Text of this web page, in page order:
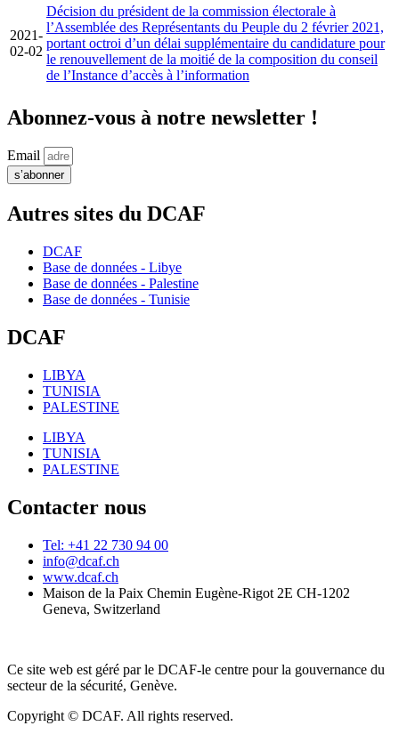
2021-
02-02
Décision du président de la commission électorale à
l’Assemblée des Représentants du Peuple du 2 février 2021,
portant octroi d’un délai supplémentaire du candidature pour
le renouvellement de la moitié de la composition du conseil
de l’Instance d’accès à l’information
Abonnez-vous à notre newsletter !
Email
s’abonner
Autres sites du DCAF
DCAF
Base de données - Libye
Base de données - Palestine
Base de données - Tunisie
DCAF
LIBYA
TUNISIA
PALESTINE
LIBYA
TUNISIA
PALESTINE
Contacter nous
Tel: +41 22 730 94 00
info@dcaf.ch
www.dcaf.ch
Maison de la Paix Chemin Eugène-Rigot 2E CH-1202
Geneva, Switzerland
Ce site web est géré par le DCAF-le centre pour la gouvernance du
secteur de la sécurité, Genève.
Copyright © DCAF. All rights reserved.